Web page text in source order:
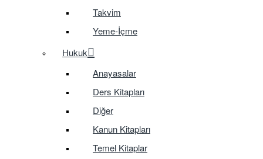
Takvim
Yeme-İçme
Hukuk
Anayasalar
Ders Kitapları
Diğer
Kanun Kitapları
Temel Kitaplar